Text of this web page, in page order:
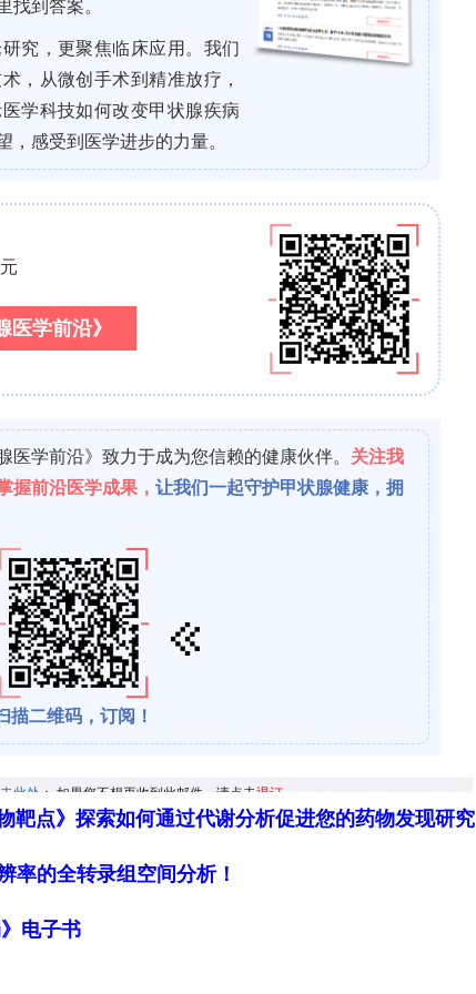
靶点》探索如何通过代谢分析促进您的药物发现研究
的全转录组空间分析！
电子书